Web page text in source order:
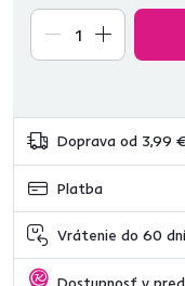
Doprava od 3,99 €
Platba
Vrátenie do 60